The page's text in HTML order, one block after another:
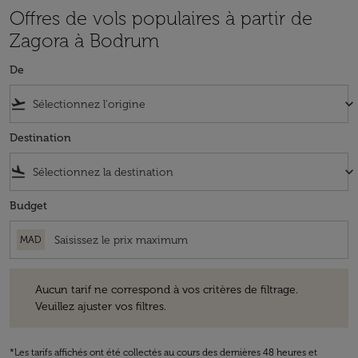
Offres de vols populaires à partir de
Zagora à Bodrum
De
flight_takeoff keyboard_arrow_down
Destination
flight_land keyboard_arrow_down
Budget
MAD
Aucun tarif ne correspond à vos critères de filtrage.
Veuillez ajuster vos filtres.
*Les tarifs affichés ont été collectés au cours des dernières 48 heures et